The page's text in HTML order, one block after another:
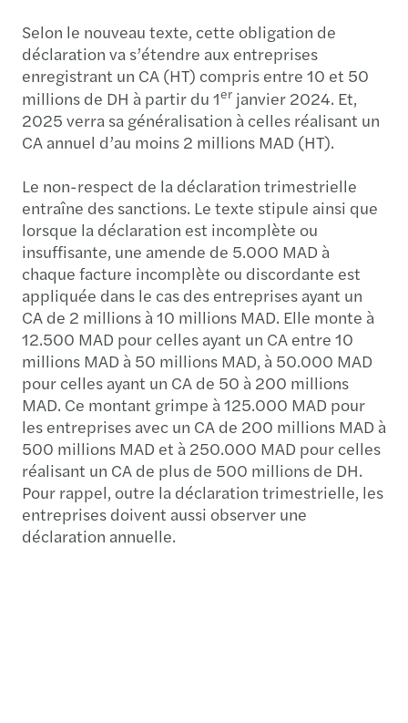
Selon le nouveau texte, cette obligation de
déclaration va s’étendre aux entreprises
enregistrant un CA (HT) compris entre 10 et 50
millions de DH à partir du 1er janvier 2024. Et,
2025 verra sa généralisation à celles réalisant un
CA annuel d’au moins 2 millions MAD (HT).
Le non-respect de la déclaration trimestrielle
entraîne des sanctions. Le texte stipule ainsi que
lorsque la déclaration est incomplète ou
insuffisante, une amende de 5.000 MAD à
chaque facture incomplète ou discordante est
appliquée dans le cas des entreprises ayant un
CA de 2 millions à 10 millions MAD. Elle monte à
12.500 MAD pour celles ayant un CA entre 10
millions MAD à 50 millions MAD, à 50.000 MAD
pour celles ayant un CA de 50 à 200 millions
MAD. Ce montant grimpe à 125.000 MAD pour
les entreprises avec un CA de 200 millions MAD à
500 millions MAD et à 250.000 MAD pour celles
réalisant un CA de plus de 500 millions de DH.
Pour rappel, outre la déclaration trimestrielle, les
entreprises doivent aussi observer une
déclaration annuelle.